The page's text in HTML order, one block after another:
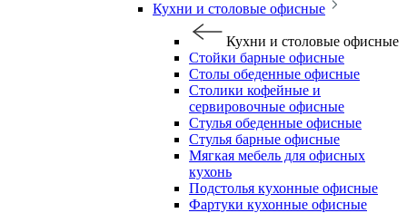
Кухни и столовые офисные
Кухни и столовые офисные
Стойки барные офисные
Столы обеденные офисные
Столики кофейные и
сервировочные офисные
Стулья обеденные офисные
Стулья барные офисные
Мягкая мебель для офисных
кухонь
Подстолья кухонные офисные
Фартуки кухонные офисные